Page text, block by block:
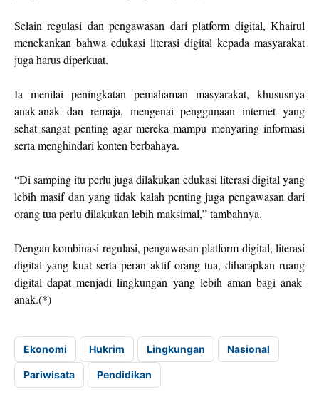
Selain regulasi dan pengawasan dari platform digital, Khairul
menekankan bahwa edukasi literasi digital kepada masyarakat
juga harus diperkuat.
Ia menilai peningkatan pemahaman masyarakat, khususnya
anak-anak dan remaja, mengenai penggunaan internet yang
sehat sangat penting agar mereka mampu menyaring informasi
serta menghindari konten berbahaya.
“Di samping itu perlu juga dilakukan edukasi literasi digital yang
lebih masif dan yang tidak kalah penting juga pengawasan dari
orang tua perlu dilakukan lebih maksimal,” tambahnya.
Dengan kombinasi regulasi, pengawasan platform digital, literasi
digital yang kuat serta peran aktif orang tua, diharapkan ruang
digital dapat menjadi lingkungan yang lebih aman bagi anak-
anak.(*)
Ekonomi Hukrim Lingkungan Nasional
Pariwisata Pendidikan